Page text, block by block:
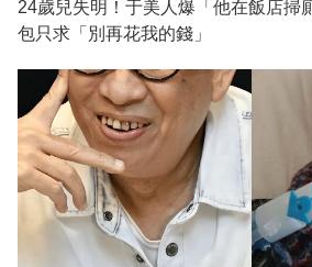
24歲兒失明！于美人爆「他在飯店
包只求「別再花我的錢」